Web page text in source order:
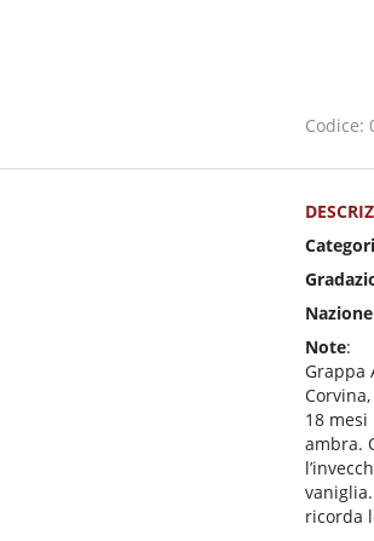
Codice:
Nazione
Note:
Grappa
18
ambra.
ricorda